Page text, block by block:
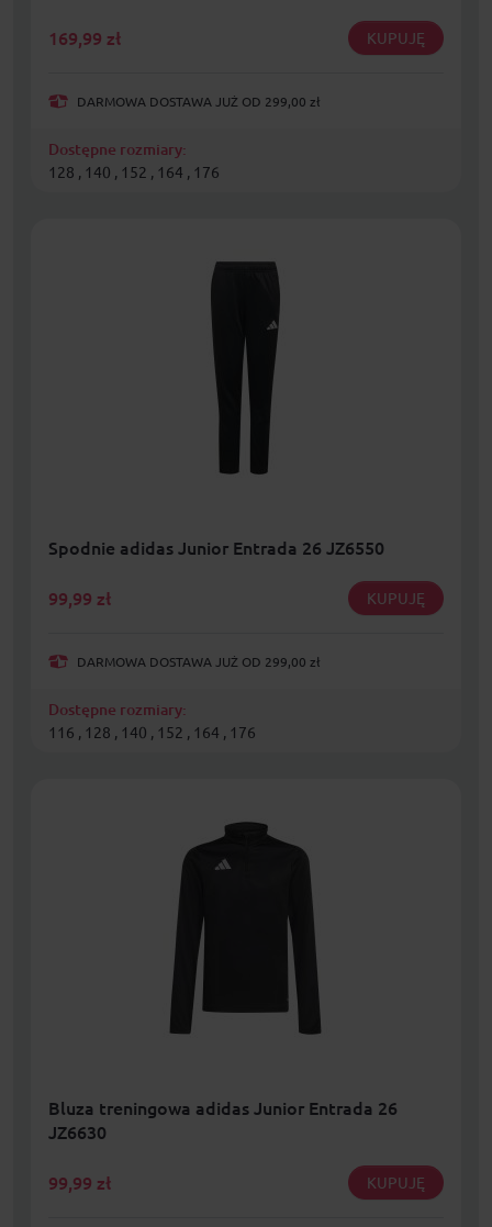
169,99 zł KUPUJĘ
DARMOWA DOSTAWA JUŻ OD 299,00 zł
Dostępne rozmiary:
128 , 140 , 152 , 164 , 176
Spodnie adidas Junior Entrada 26 JZ6550
99,99 zł KUPUJĘ
DARMOWA DOSTAWA JUŻ OD 299,00 zł
Dostępne rozmiary:
116 , 128 , 140 , 152 , 164 , 176
Bluza treningowa adidas Junior Entrada 26
JZ6630
99,99 zł KUPUJĘ